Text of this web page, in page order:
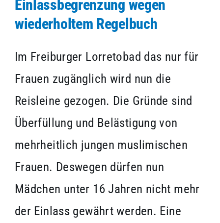
Einlassbegrenzung wegen
wiederholtem Regelbuch
Im Freiburger Lorretobad das nur für
Frauen zugänglich wird nun die
Reisleine gezogen. Die Gründe sind
Überfüllung und Belästigung von
mehrheitlich jungen muslimischen
Frauen. Deswegen dürfen nun
Mädchen unter 16 Jahren nicht mehr
der Einlass gewährt werden. Eine